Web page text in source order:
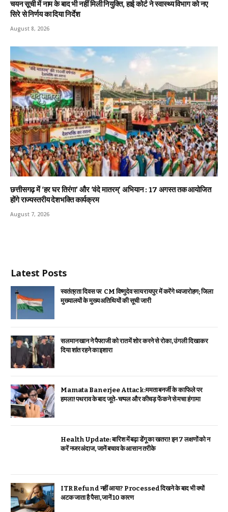
चयन सूची में नाम के बाद भी नहीं मिली नियुक्ति, हाई कोर्ट ने स्वास्थ्य विभाग को नए
सिरे से निर्णय का दिया निर्देश
August 8, 2026
छत्तीसगढ़ में ‘हर घर तिरंगा’ और ‘वंदे मातरम्’ अभियान : 17 अगस्त तक आयोजित
होंगे राज्यस्तरीय देशभक्ति कार्यक्रम
August 7, 2026
Latest Posts
स्वतंत्रता दिवस पर CM विष्णुदेव साय रायपुर में करेंगे ध्वजारोहण; जिला
मुख्यालयों के मुख्य अतिथियों की सूची जारी
सलमान खान ने पैपराजी को रात में शोर करने से रोका, उंगली दिखाकर
दिया शांत रहने का इशारा
Mamata Banerjee Attack:ममता बनर्जी के काफिले पर
हमला! पथराव के बाद जूते-चप्पल और कीचड़ फेंकने से मचा हंगामा
Health Update: बारिश में बढ़ा डेंगू का खतरा! इन 7 लक्षणों को न
करें नजरअंदाज, जानें बचाव के आसान तरीके
ITR Refund नहीं आया? Processed दिखने के बाद भी क्यों
अटक जाता है पैसा, जानें 10 कारण